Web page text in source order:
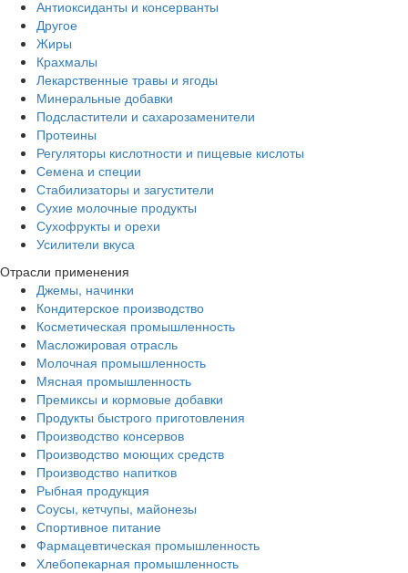
Антиоксиданты и консерванты
Другое
Жиры
Крахмалы
Лекарственные травы и ягоды
Минеральные добавки
Подсластители и сахарозаменители
Протеины
Регуляторы кислотности и пищевые кислоты
Семена и специи
Стабилизаторы и загустители
Сухие молочные продукты
Сухофрукты и орехи
Усилители вкуса
Отрасли применения
Джемы, начинки
Кондитерское производство
Косметическая промышленность
Масложировая отрасль
Молочная промышленность
Мясная промышленность
Премиксы и кормовые добавки
Продукты быстрого приготовления
Производство консервов
Производство моющих средств
Производство напитков
Рыбная продукция
Соусы, кетчупы, майонезы
Спортивное питание
Фармацевтическая промышленность
Хлебопекарная промышленность